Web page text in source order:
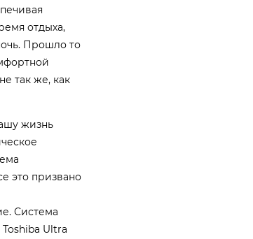
отдыха,
Прошло то
так же, как
жизнь
это призвано
Система
Ultra